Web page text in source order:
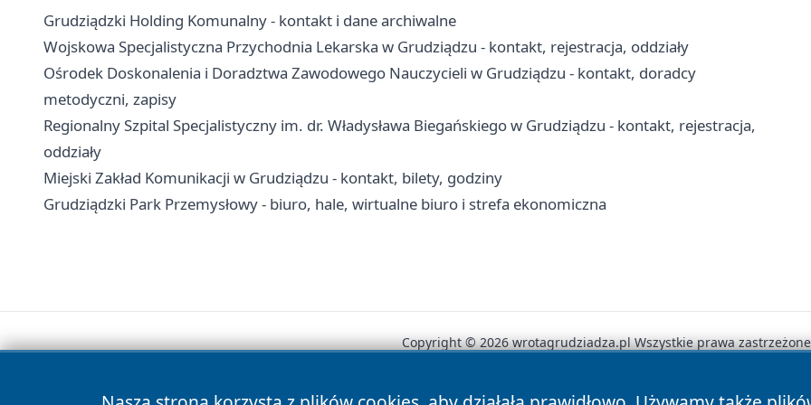
Grudziądzki Holding Komunalny - kontakt i dane archiwalne
Wojskowa Specjalistyczna Przychodnia Lekarska w Grudziądzu - kontakt, rejestracja, oddziały
Ośrodek Doskonalenia i Doradztwa Zawodowego Nauczycieli w Grudziądzu - kontakt, doradcy
metodyczni, zapisy
Regionalny Szpital Specjalistyczny im. dr. Władysława Biegańskiego w Grudziądzu - kontakt, rejestracja,
oddziały
Miejski Zakład Komunikacji w Grudziądzu - kontakt, bilety, godziny
Grudziądzki Park Przemysłowy - biuro, hale, wirtualne biuro i strefa ekonomiczna
Copyright © 2026 wrotagrudziadza.pl Wszystkie prawa